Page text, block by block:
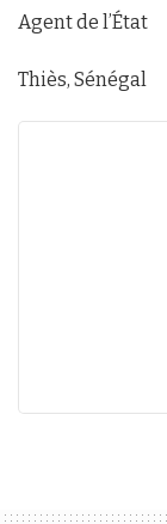
Agent de l’État
Thiès, Sénégal